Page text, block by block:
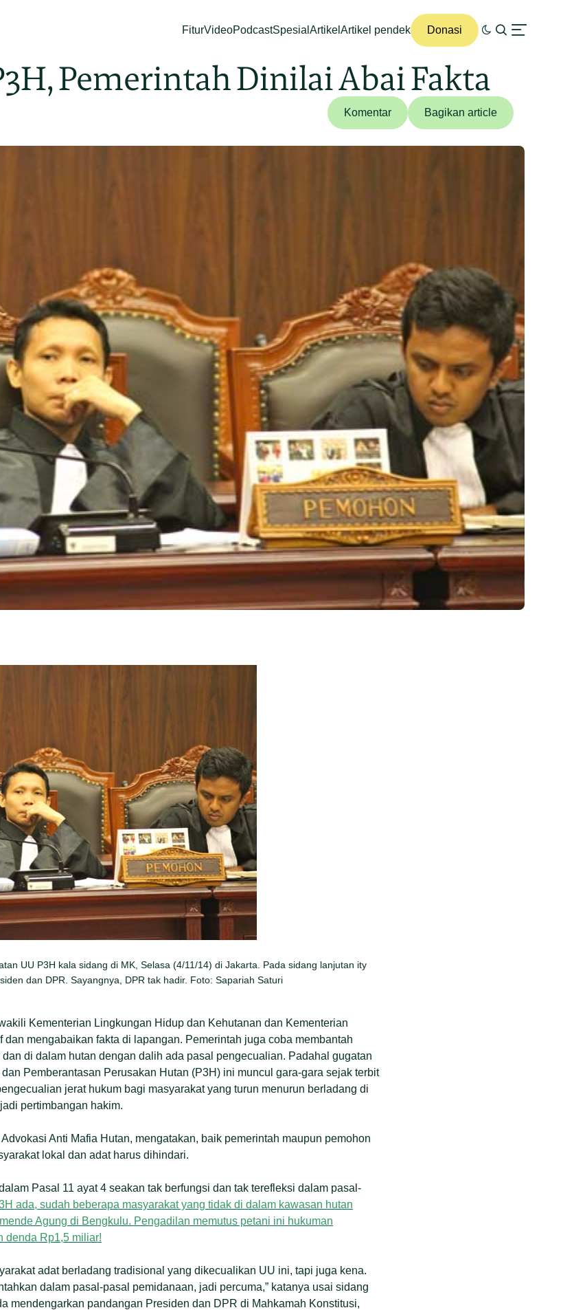
FiturVideoPodcastSpesial Artikel Artikel pendek Donasi
Pemerintah Dinilai Abai Fakta
Komentar Bagikan article
UU P3H kala sidang di MK, Selasa (4/11/14) di Jakarta. Pada sidang lanjutan ity
dan DPR. Sayangnya, DPR tak hadir. Foto: Sapariah Saturi
Kementerian Lingkungan Hidup dan Kehutanan dan Kementerian
dan mengabaikan fakta di lapangan. Pemerintah juga coba membantah
di dalam hutan dengan dalih ada pasal pengecualian. Padahal gugatan
Pemberantasan Perusakan Hutan (P3H) ini muncul gara-gara sejak terbit
jerat hukum bagi masyarakat yang turun menurun berladang di
pertimbangan hakim.
Anti Mafia Hutan, mengatakan, baik pemerintah maupun pemohon
lokal dan adat harus dihindari.
Pasal 11 ayat 4 seakan tak berfungsi dan tak terefleksi dalam pasal-
ada, sudah beberapa masyarakat yang tidak di dalam kawasan hutan
Agung di Bengkulu. Pengadilan memutus petani ini hukuman
denda Rp1,5 miliar!
adat berladang tradisional yang dikecualikan UU ini, tapi juga kena.
dalam pasal-pasal pemidanaan, jadi percuma,” katanya usai sidang
mendengarkan pandangan Presiden dan DPR di Mahkamah Konstitusi,